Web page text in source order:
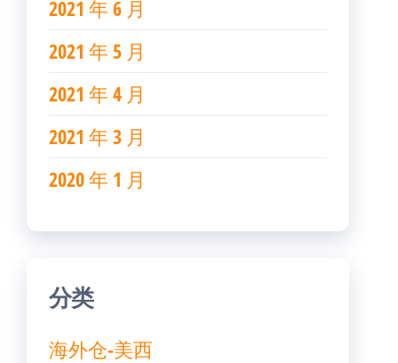
2021 年 6 月
2021 年 5 月
2021 年 4 月
2021 年 3 月
2020 年 1 月
分类
海外仓-美西